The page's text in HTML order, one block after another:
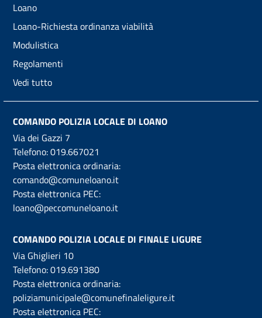
Loano
Loano-Richiesta ordinanza viabilità
Modulistica
Regolamenti
Vedi tutto
COMANDO POLIZIA LOCALE DI LOANO
Via dei Gazzi 7
Telefono:019.667021
Posta elettronica ordinaria:
comando@comuneloano.it
Posta elettronica PEC:
loano@peccomuneloano.it
COMANDO POLIZIA LOCALE DI FINALE LIGURE
Via Ghiglieri 10
Telefono:019.691380
Posta elettronica ordinaria:
poliziamunicipale@comunefinaleligure.it
Posta elettronica PEC: